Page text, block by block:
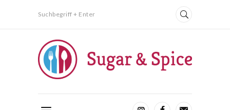
Suchbegriff + Enter